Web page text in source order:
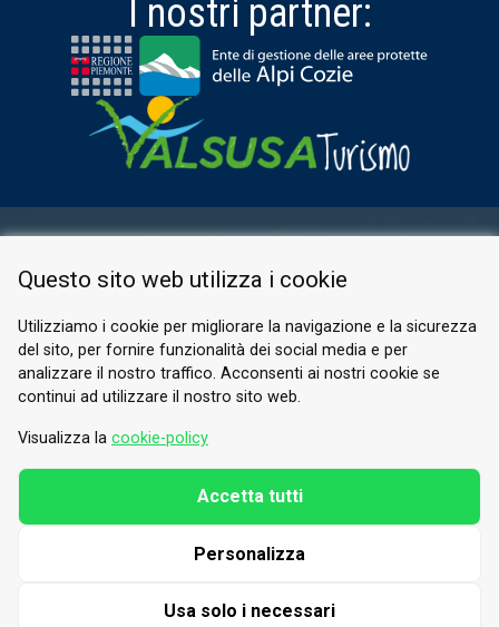
I nostri partner:
PRIVACY POLICY
© 2026 Valle di Susa
Tesori di Arte e Cultura Alpina
Tel.
E-mail.info@vallesusa-tesori.it
Questo sito web utilizza i cookie
Utilizziamo i cookie per migliorare la navigazione e la sicurezza
del sito, per fornire funzionalità dei social media e per
analizzare il nostro traffico. Acconsenti ai nostri cookie se
continui ad utilizzare il nostro sito web.
Visualizza la cookie-policy
Usa solo i necessari
Personalizza
Accetta tutti